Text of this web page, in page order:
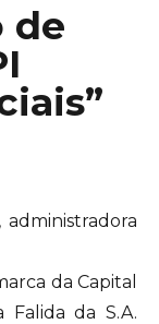
de
administradora
da Capital
Falida da S.A.